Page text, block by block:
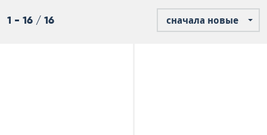
1 - 16 / 16 сначала новые